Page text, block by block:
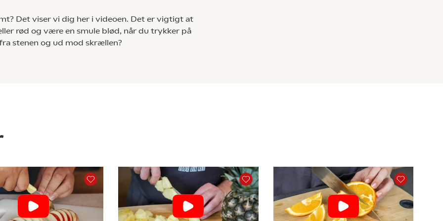
Det viser vi dig her i videoen. Det er vigtigt at
rød og være en smule blød, når du trykker på
stenen og ud mod skrællen?